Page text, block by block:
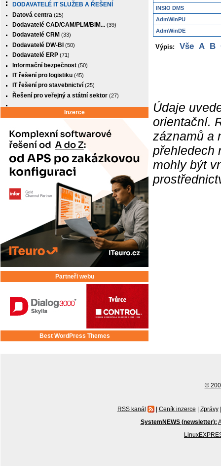
DODAVATELÉ IT SLUŽEB A ŘEŠENÍ
Datová centra (25)
Dodavatelé CAD/CAM/PLM/BIM... (39)
Dodavatelé CRM (33)
Dodavatelé DW-BI (50)
Dodavatelé ERP (71)
Informační bezpečnost (50)
IT řešení pro logistiku (45)
IT řešení pro stavebnictví (25)
Řešení pro veřejný a státní sektor (27)
Inzerce
Partneři webu
Best WordPress Themes
INSIO DMS
AdmWinPU
AdmWinDE
Výpis: Vše A B
Údaje
orientační.
záznamů a
přehledech
mohly být
©
RSS kanál | Ceník inzerce | Zprávy |
SystemNEWS (newsletter):